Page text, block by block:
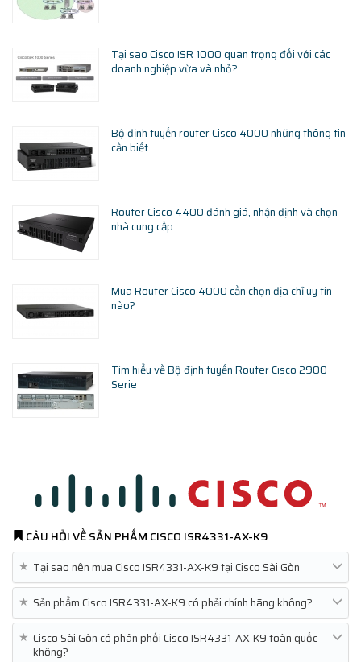
Tại sao Cisco ISR 1000 quan trọng đối với các
doanh nghiệp vừa và nhỏ?
Bộ định tuyến router Cisco 4000 những thông tin
cần biết
Router Cisco 4400 đánh giá, nhận định và chọn
nhà cung cấp
Mua Router Cisco 4000 cần chọn địa chỉ uy tín
nào?
Tìm hiểu về Bộ định tuyến Router Cisco 2900
Serie
CÂU HỎI VỀ SẢN PHẨM CISCO ISR4331-AX-K9
★ Tại sao nên mua Cisco ISR4331-AX-K9 tại Cisco Sài Gòn
★ Sản phẩm Cisco ISR4331-AX-K9 có phải chính hãng không?
★ Cisco Sài Gòn có phân phối Cisco ISR4331-AX-K9 toàn quốc
không?